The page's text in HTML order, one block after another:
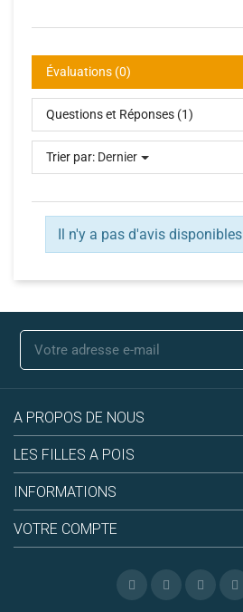
Évaluations (0)
Questions et Réponses (1)
Trier par: Dernier
Il n'y a pas d'avis disponibles
A PROPOS DE NOUS
LES FILLES A POIS
INFORMATIONS
VOTRE COMPTE